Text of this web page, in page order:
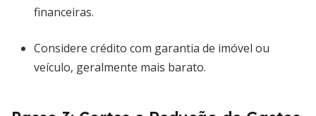
financeiras.
Considere crédito com garantia de imóvel ou
veículo, geralmente mais barato.